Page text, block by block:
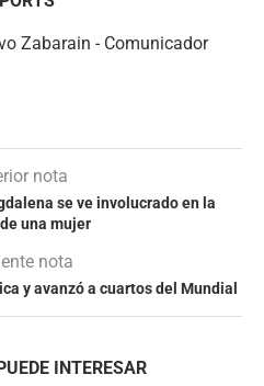
Zabarain - Comunicador
nota
se ve involucrado en la
una mujer
nota
y avanzó a cuartos del Mundial
INTERESAR